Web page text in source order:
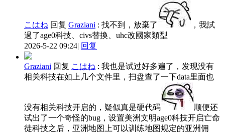
こはね 回复 Graziani : 找不到，放棄了
，我試
過了age0科技、civs替換、uhc改國家類型
2026-5-22 09:24| 回复
Graziani 回复 こはね : 我也是试过好多遍了，发现没有
相关科技在如上几个文件里，扫盘查了一下data里面也
没有相关科技开启的，疑似真是硬代码
顺便还
试出了一个奇怪的bug，设置美洲文明age0科技开启亡命
徒科技之后，亚洲地图上可以训练地图规定的亚洲佣